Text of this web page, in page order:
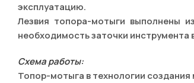
эксплуатацию.
Лезвия топора-мотыги выполнены
необходимость заточки инструмента
Схема работы:
Топор-мотыга в технологии